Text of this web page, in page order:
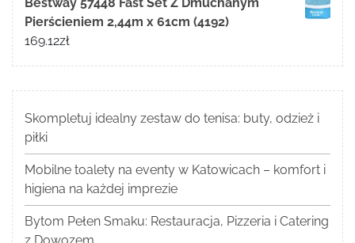
Bestway 57448 Fast Set Z Dmuchanym
Pierścieniem 2,44m x 61cm (4192)
169.12zł
Skompletuj idealny zestaw do tenisa: buty, odzież i
piłki
Mobilne toalety na eventy w Katowicach – komfort i
higiena na każdej imprezie
Bytom Pełen Smaku: Restauracja, Pizzeria i Catering